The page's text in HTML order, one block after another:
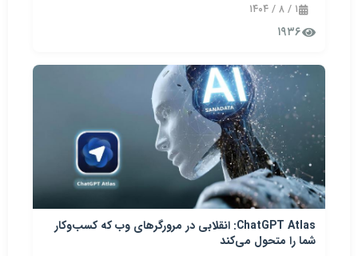
۱ / ۸ / ۱۴۰۴
۱۹۳۶
ChatGPT Atlas: انقلابی در مرورگرهای وب که کسب‌وکار
شما را متحول می‌کند